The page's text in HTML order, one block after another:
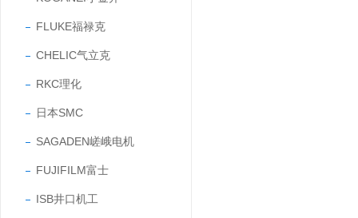
FLUKE福禄克
CHELIC气立克
RKC理化
日本SMC
SAGADEN嵯峨电机
FUJIFILM富士
ISB井口机工